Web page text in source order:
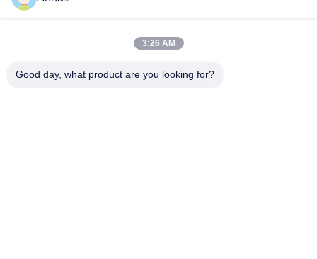
PT101 Προσαρμοσμένος αισθητήρας θερμοκρασίας NTC είναι
κατάλληλος για έξυπνα σπίτια
Αισθητήρας θερμοκρασίας PT100 NTC είναι κατάλληλος για
3:26 AM
Good day, what product are you looking for?